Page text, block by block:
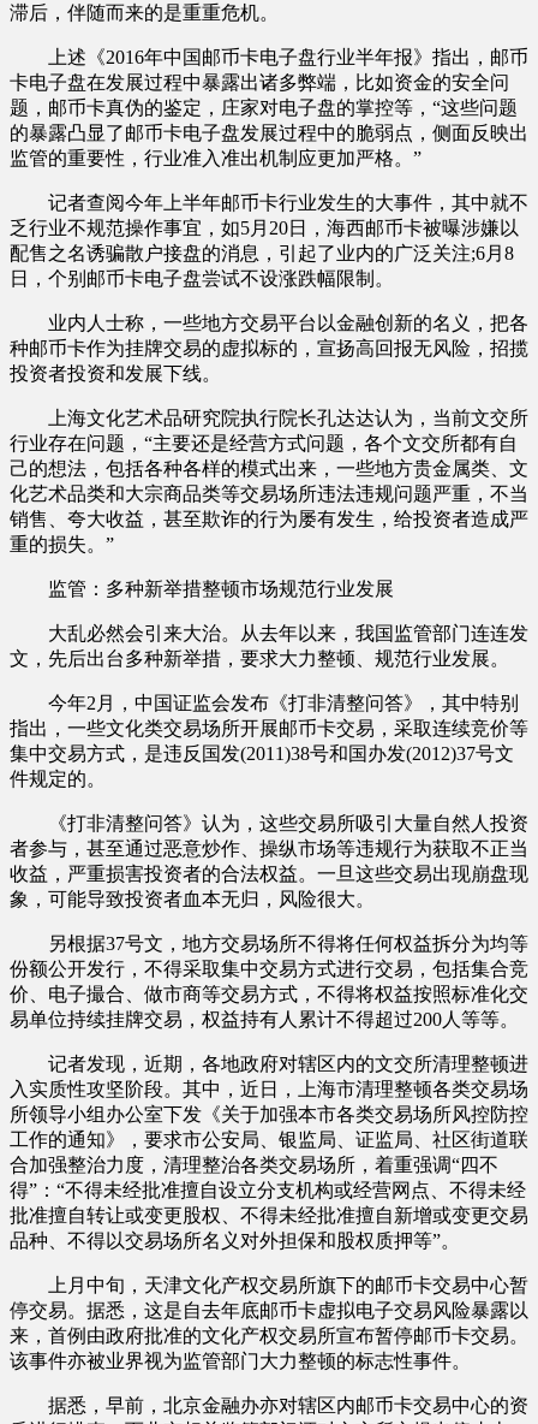
滞后，伴随而来的是重重危机。
上述《2016年中国邮币卡电子盘行业半年报》指出，邮币
卡电子盘在发展过程中暴露出诸多弊端，比如资金的安全问
题，邮币卡真伪的鉴定，庄家对电子盘的掌控等，“这些问题
的暴露凸显了邮币卡电子盘发展过程中的脆弱点，侧面反映出
监管的重要性，行业准入准出机制应更加严格。”
记者查阅今年上半年邮币卡行业发生的大事件，其中就不
乏行业不规范操作事宜，如5月20日，海西邮币卡被曝涉嫌以
配售之名诱骗散户接盘的消息，引起了业内的广泛关注;6月8
日，个别邮币卡电子盘尝试不设涨跌幅限制。
业内人士称，一些地方交易平台以金融创新的名义，把各
种邮币卡作为挂牌交易的虚拟标的，宣扬高回报无风险，招揽
投资者投资和发展下线。
上海文化艺术品研究院执行院长孔达达认为，当前文交所
行业存在问题，“主要还是经营方式问题，各个文交所都有自
己的想法，包括各种各样的模式出来，一些地方贵金属类、文
化艺术品类和大宗商品类等交易场所违法违规问题严重，不当
销售、夸大收益，甚至欺诈的行为屡有发生，给投资者造成严
重的损失。”
监管：多种新举措整顿市场规范行业发展
大乱必然会引来大治。从去年以来，我国监管部门连连发
文，先后出台多种新举措，要求大力整顿、规范行业发展。
今年2月，中国证监会发布《打非清整问答》，其中特别
指出，一些文化类交易场所开展邮币卡交易，采取连续竞价等
集中交易方式，是违反国发(2011)38号和国办发(2012)37号文
件规定的。
《打非清整问答》认为，这些交易所吸引大量自然人投资
者参与，甚至通过恶意炒作、操纵市场等违规行为获取不正当
收益，严重损害投资者的合法权益。一旦这些交易出现崩盘现
象，可能导致投资者血本无归，风险很大。
另根据37号文，地方交易场所不得将任何权益拆分为均等
份额公开发行，不得采取集中交易方式进行交易，包括集合竞
价、电子撮合、做市商等交易方式，不得将权益按照标准化交
易单位持续挂牌交易，权益持有人累计不得超过200人等等。
记者发现，近期，各地政府对辖区内的文交所清理整顿进
入实质性攻坚阶段。其中，近日，上海市清理整顿各类交易场
所领导小组办公室下发《关于加强本市各类交易场所风控防控
工作的通知》，要求市公安局、银监局、证监局、社区街道联
合加强整治力度，清理整治各类交易场所，着重强调“四不
得”：“不得未经批准擅自设立分支机构或经营网点、不得未经
批准擅自转让或变更股权、不得未经批准擅自新增或变更交易
品种、不得以交易场所名义对外担保和股权质押等”。
上月中旬，天津文化产权交易所旗下的邮币卡交易中心暂
停交易。据悉，这是自去年底邮币卡虚拟电子交易风险暴露以
来，首例由政府批准的文化产权交易所宣布暂停邮币卡交易。
该事件亦被业界视为监管部门大力整顿的标志性事件。
据悉，早前，北京金融办亦对辖区内邮币卡交易中心的资